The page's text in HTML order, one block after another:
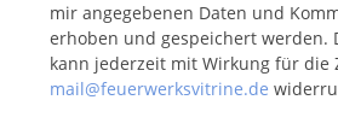
mir angegebenen Daten und
erhoben und gespeichert werden.
kann jederzeit mit Wirkung für die
mail@feuerwerksvitrine.de